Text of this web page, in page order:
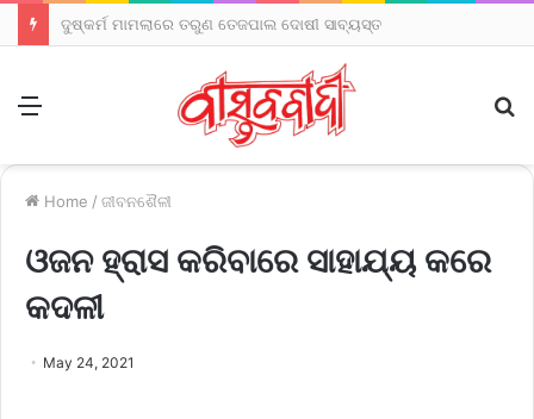
ଦୁଷ୍କର୍ମ ମାମଲାରେ ତରୁଣ ତେଜପାଲ ଦୋଷୀ ସାବ୍ୟସ୍ତ
Home / ଜୀବନଶୈଳୀ
ଓଜନ ହ୍ରାସ କରିବାରେ ସାହାଯ୍ୟ କରେ
କଦଳୀ
May 24, 2021